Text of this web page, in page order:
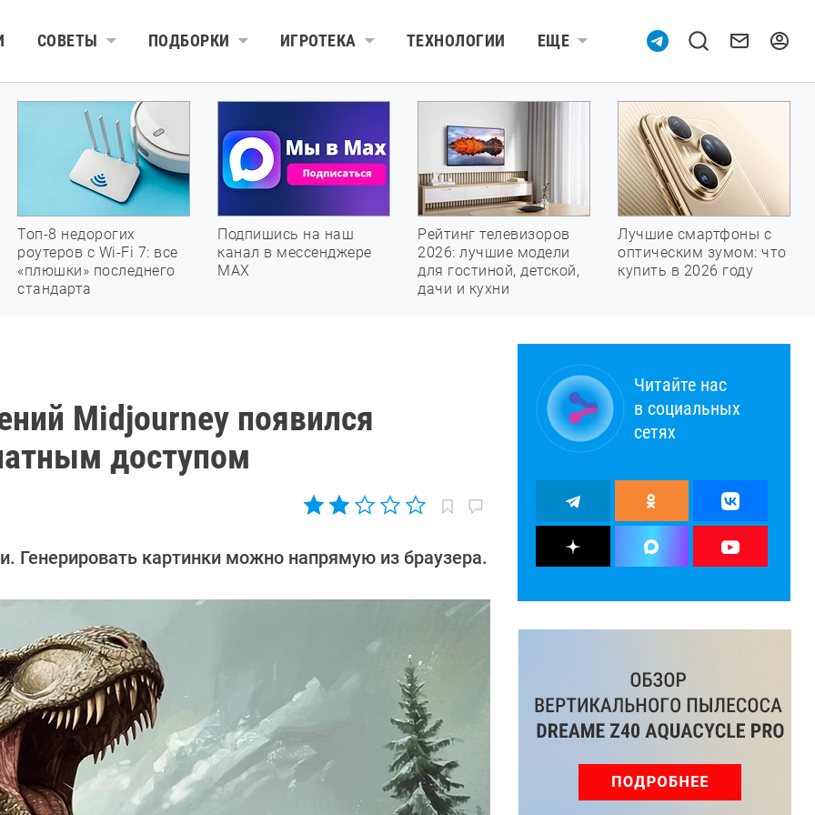
СОВЕТЫ ПОДБОРКИ ИГРОТЕКА ТЕХНОЛОГИИ ЕЩЕ
Топ-8 недорогих
роутеров с Wi-Fi 7: все
«плюшки» последнего
стандарта
Подпишись на наш
канал в мессенджере
МАХ
Рейтинг телевизоров
2026: лучшие модели
для гостиной, детской,
дачи и кухни
Лучшие смартфоны с
оптическим зумом: что
купить в 2026 году
Midjourney появился
доступом
Генерировать картинки можно напрямую из браузера.
Читайте нас
в социальных
сетях